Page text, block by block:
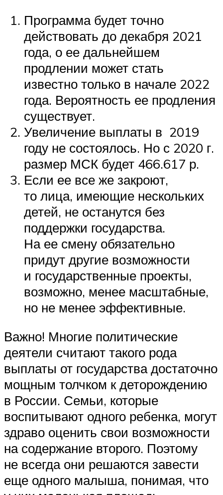
Программа будет точно
действовать до декабря 2021
года, о ее дальнейшем
продлении может стать
известно только в начале 2022
года. Вероятность ее продления
существует.
Увеличение выплаты в 2019
году не состоялось. Но с 2020 г.
размер МСК будет 466.617 р.
Если ее все же закроют,
то лица, имеющие нескольких
детей, не останутся без
поддержки государства.
На ее смену обязательно
придут другие возможности
и государственные проекты,
возможно, менее масштабные,
но не менее эффективные.
Важно! Многие политические
деятели считают такого рода
выплаты от государства достаточно
мощным толчком к деторождению
в России. Семьи, которые
воспитывают одного ребенка, могут
здраво оценить свои возможности
на содержание второго. Поэтому
не всегда они решаются завести
еще одного малыша, понимая, что